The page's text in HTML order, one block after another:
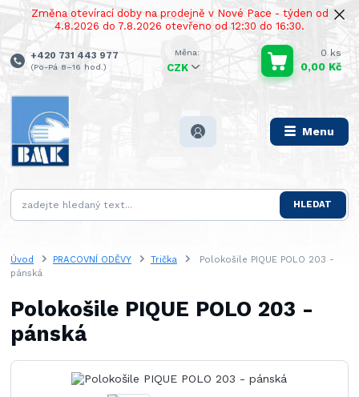
Změna otevírací doby na prodejně v Nové Pace - týden od
4.8.2026 do 7.8.2026 otevřeno od 12:30 do 16:30.
Menu
CZK
HLEDAT
+420 731 443 977
(Po-Pá 8–16 hod.)
0 ks
0,00 Kč
Úvod PRACOVNÍ ODĚVY Trička
Polokošile PIQUE POLO 203 -
pánská
Polokošile PIQUE POLO 203 -
pánská